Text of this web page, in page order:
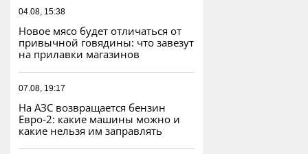
04.08, 15:38
Новое мясо будет отличаться от
привычной говядины: что завезут
на прилавки магазинов
07.08, 19:17
На АЗС возвращается бензин
Евро‑2: какие машины можно и
какие нельзя им заправлять